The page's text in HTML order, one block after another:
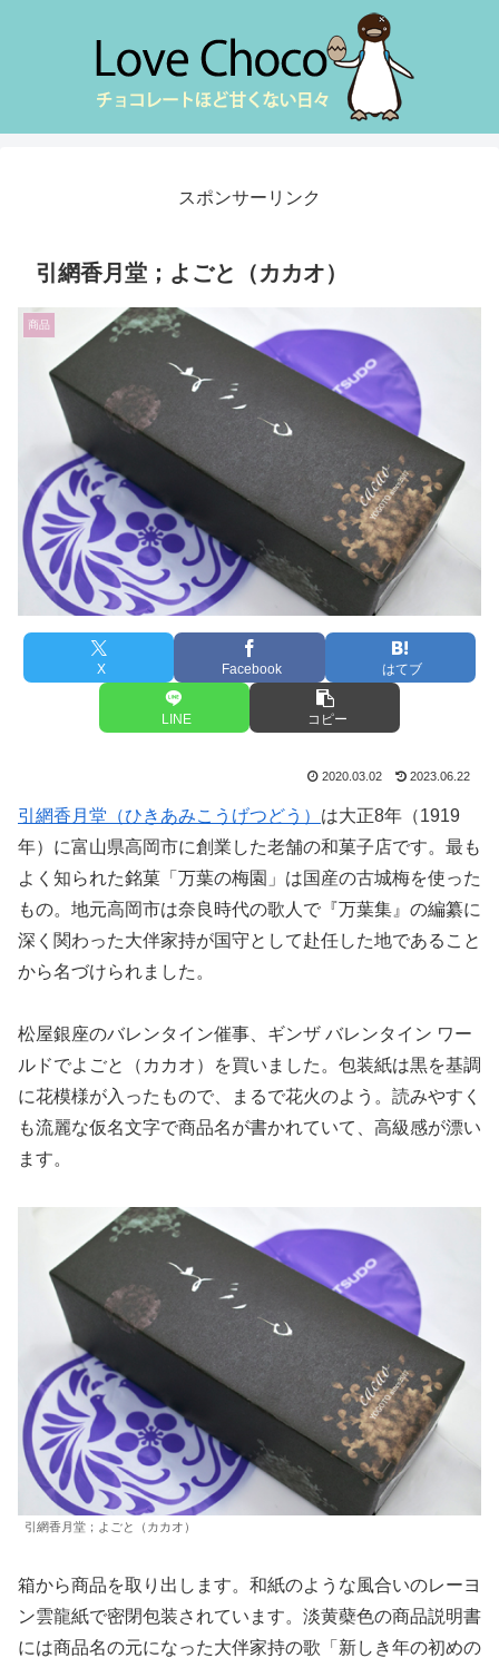
スポンサーリンク
引網香月堂；よごと（カカオ）
商品
X Facebook はてブ
LINE コピー
2020.03.02 2023.06.22
引網香月堂（ひきあみこうげつどう） は大正8年（1919
年）に富山県高岡市に創業した老舗の和菓子店です。最も
よく知られた銘菓「万葉の梅園」は国産の古城梅を使った
もの。地元高岡市は奈良時代の歌人で『万葉集』の編纂に
深く関わった大伴家持が国守として赴任した地であること
から名づけられました。
松屋銀座のバレンタイン催事、ギンザ バレンタイン ワー
ルドでよごと（カカオ）を買いました。包装紙は黒を基調
に花模様が入ったもので、まるで花火のよう。読みやすく
も流麗な仮名文字で商品名が書かれていて、高級感が漂い
ます。
引網香月堂；よごと（カカオ）
箱から商品を取り出します。和紙のような風合いのレーヨ
ン雲龍紙で密閉包装されています。淡黄蘗色の商品説明書
には商品名の元になった大伴家持の歌「新しき年の初めの